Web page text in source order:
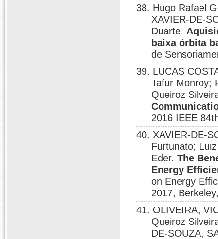
38. Hugo Rafael
XAVIER-DE-
Duarte.
baixa órbita
de
39. LUCAS
Tafur Monroy;
Queiroz
2016 IEEE
40. XAVIER-DE-
Furtunato;
Eder.The
Energy
on Energy
2017,
41. OLIVEIRA,
Queiroz
DE-SOUZA,